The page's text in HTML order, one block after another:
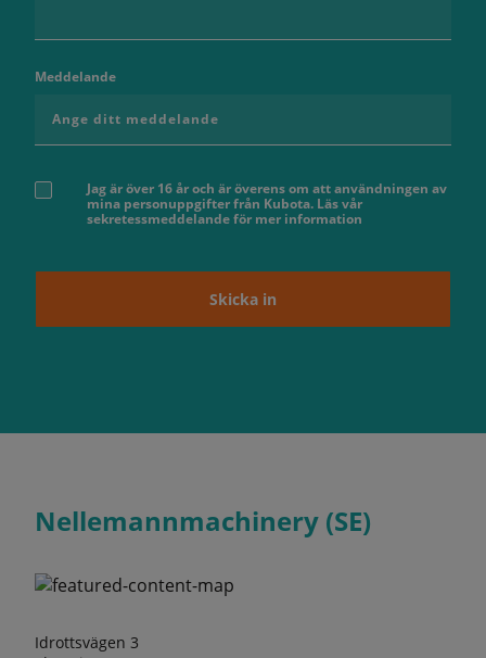
Meddelande
Jag är över 16 år och är överens om att användningen av
mina personuppgifter från Kubota. Läs vår
sekretessmeddelande för mer information
Skicka in
Nellemannmachinery (SE)
Idrottsvägen 3